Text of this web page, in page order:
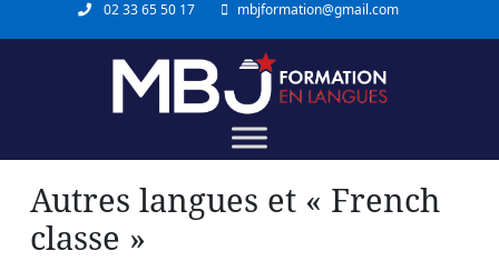
02 33 65 50 17 mbjformation@gmail.com
Autres langues et « French
classe »